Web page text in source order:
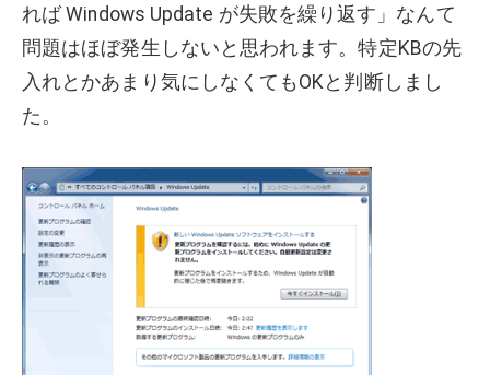
れば Windows Update が失敗を繰り返す」なんて
問題はほぼ発生しないと思われます。特定KBの先
入れとかあまり気にしなくてもOKと判断しまし
た。